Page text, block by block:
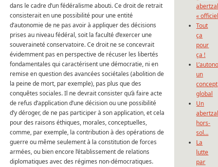
dans le cadre d’un fédéralisme abouti. Ce droit de retrait
consisterait en une possibilité pour une entité
d’autonomie de ne pas avoir à appliquer des décisions
prises au niveau fédéral, soit la faculté d’exercer une
souveraineté conservatoire. Ce droit ne se concevrait
évidemment pas en perspective de récuser les libertés
fondamentales qui caractérisent une démocratie, ni en
remise en question des avancées sociétales (abolition de
la peine de mort, par exemple), pas plus que des
conquêtes sociales. Il ne devrait consister qu’à faire acte
de refus d’application d’une décision ou une possibilité
d’y déroger, de ne pas participer à son application, et cela
pour des raisons éthiques, morales, conceptuelles,
comme, par exemple, la contribution à des opérations de
guerre ou même seulement à la constitution de forces
armées, ou bien encore l’établissement de relations
diplomatiques avec des régimes non-démocratiques.
«
Tout
ça
pour
ça !
un
concept
global
Un
hors-
sol…
La
lutte
par